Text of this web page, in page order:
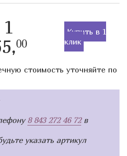
1
00
Купить в 1
клик
стоимость уточняйте по
8 843 272 46 72в
указать артикул